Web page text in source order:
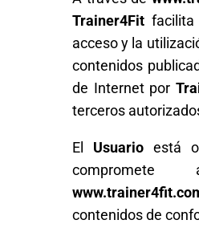
Trainer4Fit facilita
acceso y la
contenidos
de Internet por
terceros
El Usuario está
contenidos de